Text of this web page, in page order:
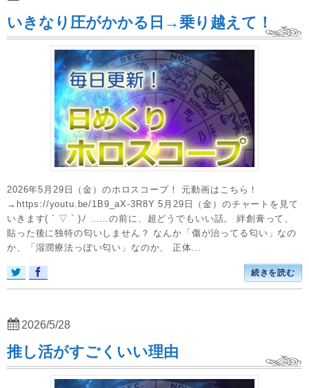
いきなり圧がかかる日→乗り越えて！
2026年5月29日（金）のホロスコープ！ 元動画はこちら！
→https://youtu.be/1B9_aX-3R8Y 5月29日（金）のチャートを見て
いきます( ´ ▽ ` )ﾉ ……の前に、超どうでもいい話。 絆創膏って、
貼った後に独特の匂いしません？ なんか「傷が治ってる匂い」なの
か、「湿潤療法っぽい匂い」なのか、 正体...
続きを読む
推し活がすごくいい理由
2026/5/28